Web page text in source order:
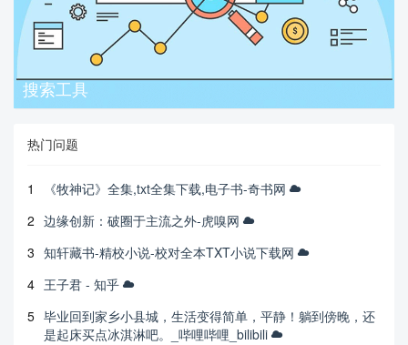
搜索工具
热门问题
1
《牧神记》全集,txt全集下载,电子书-奇书网
2 边缘创新：破圈于主流之外-虎嗅网
3 知轩藏书-精校小说-校对全本TXT小说下载网
4 王子君 - 知乎
5 毕业回到家乡小县城，生活变得简单，平静！躺到傍晚，还
是起床买点冰淇淋吧。_哔哩哔哩_bilibili